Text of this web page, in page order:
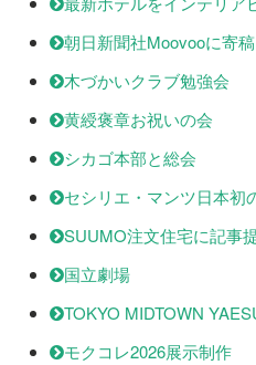
朝日新聞社Moovooに寄稿
木づかいクラブ勉強会
黄綬褒章お祝いの会
シカゴ本部と総会
セシリエ・マンツ日本初
SUUMO注文住宅に記事
国立劇場
TOKYO MIDTOWN
モクコレ2026展示制作